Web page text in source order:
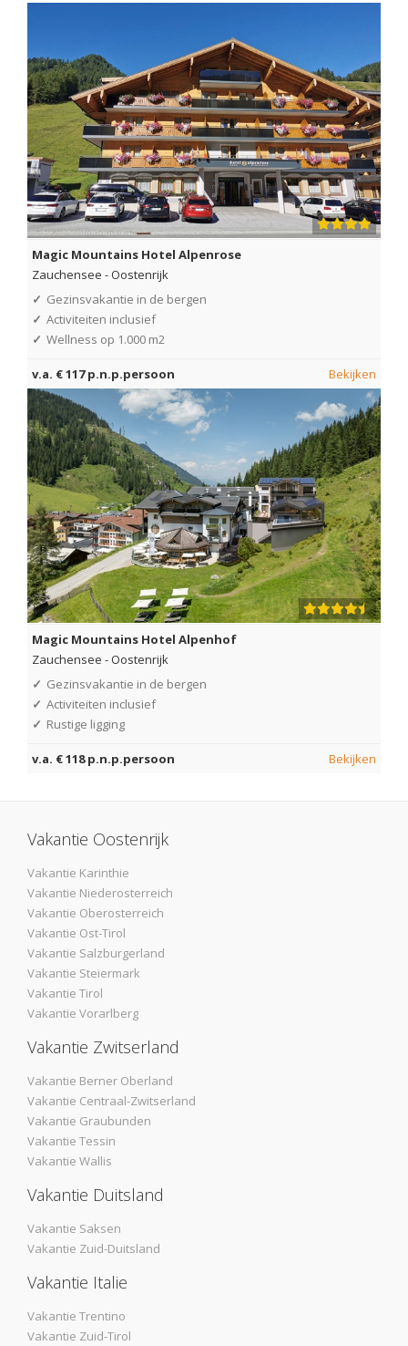
Magic Mountains Hotel Alpenrose
Zauchensee -Oostenrijk
✓ Gezinsvakantie in de bergen
✓ Activiteiten inclusief
✓ Wellness op 1.000 m2
v.a. € 117 p.n.p.persoon Bekijken
Magic Mountains Hotel Alpenhof
Zauchensee -Oostenrijk
✓ Gezinsvakantie in de bergen
✓ Activiteiten inclusief
✓ Rustige ligging
v.a. € 118 p.n.p.persoon Bekijken
Vakantie Oostenrijk
Vakantie Karinthie
Vakantie Niederosterreich
Vakantie Oberosterreich
Vakantie Ost-Tirol
Vakantie Salzburgerland
Vakantie Steiermark
Vakantie Tirol
Vakantie Vorarlberg
Vakantie Zwitserland
Vakantie Berner Oberland
Vakantie Centraal-Zwitserland
Vakantie Graubunden
Vakantie Tessin
Vakantie Wallis
Vakantie Duitsland
Vakantie Saksen
Vakantie Zuid-Duitsland
Vakantie Italie
Vakantie Trentino
Vakantie Zuid-Tirol